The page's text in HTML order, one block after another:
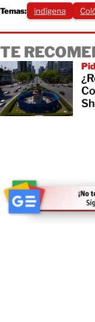
Temas: indígena
TE